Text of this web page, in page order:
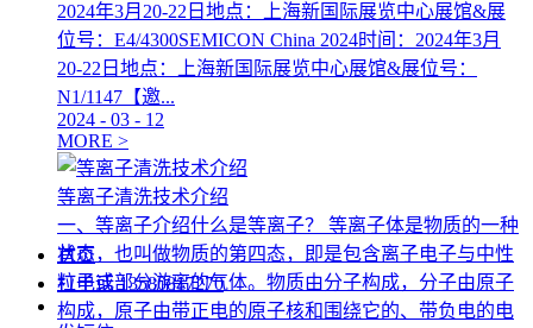
2024年3月20-22日地点：上海新国际展览中心展馆&展
位号：E4/4300SEMICON China 2024时间：2024年3月
20-22日地点：上海新国际展览中心展馆&展位号：
N1/1147【邀...
2024 - 03 - 12
MORE >
等离子清洗技术介绍
一、等离子介绍什么是等离子？ 等离子体是物质的一种
状态，也叫做物质的第四态，即是包含离子电子与中性
粒子或部分游离的气体。物质由分子构成，分子由原子
构成，原子由带正电的原子核和围绕它的、带负电的电
首页
打电话 13580817270